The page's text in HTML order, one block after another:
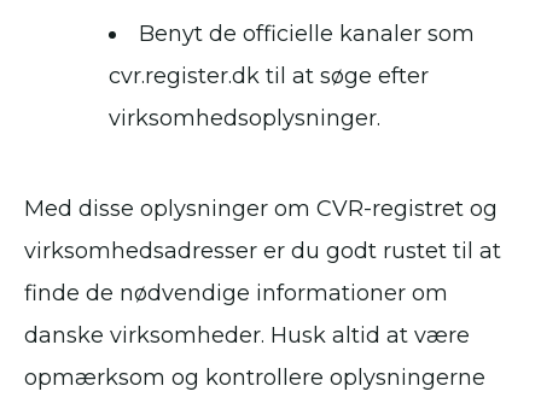
Benyt de officielle kanaler som
cvr.register.dk til at søge efter
virksomhedsoplysninger.
Med disse oplysninger om CVR-registret og
virksomhedsadresser er du godt rustet til at
finde de nødvendige informationer om
danske virksomheder. Husk altid at være
opmærksom og kontrollere oplysningerne